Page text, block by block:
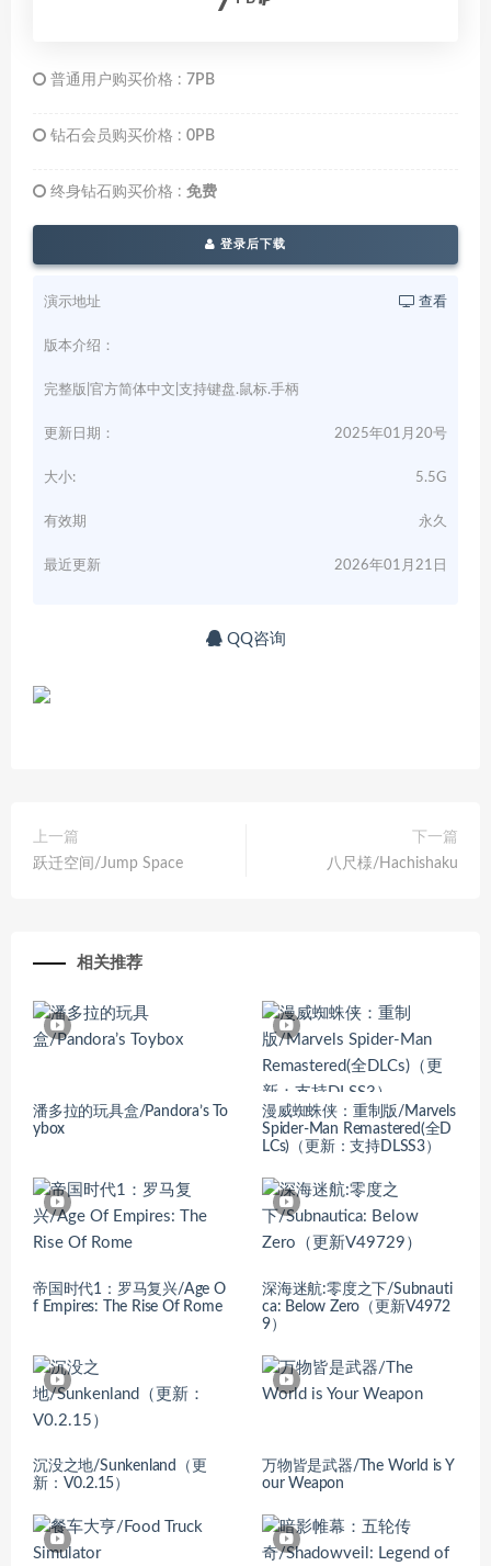
普通用户购买价格 : 7PB
钻石会员购买价格 : 0PB
终身钻石购买价格 : 免费
登录后下载
演示地址 查看
版本介绍：
完整版|官方简体中文|支持键盘.鼠标.手柄
更新日期： 2025年01月20号
大小: 5.5G
有效期 永久
最近更新 2026年01月21日
QQ咨询
上一篇
跃迁空间/Jump Space
下一篇
八尺様/Hachishaku
相关推荐
潘多拉的玩具盒/Pandora’s To
ybox
漫威蜘蛛侠：重制版/Marvels
Spider-Man Remastered(全D
LCs)（更新：支持DLSS3）
帝国时代1：罗马复兴/Age O
f Empires: The Rise Of Rome
深海迷航:零度之下/Subnauti
ca: Below Zero（更新V4972
9）
沉没之地/Sunkenland（更
新：V0.2.15）
万物皆是武器/The World is Y
our Weapon